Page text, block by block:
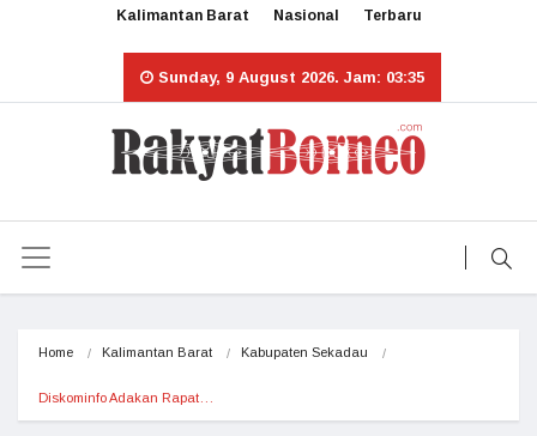
Kalimantan Barat Nasional Terbaru
Sunday, 9 August 2026. Jam: 03:35
Home Kalimantan Barat Kabupaten Sekadau
Diskominfo Adakan Rapat…